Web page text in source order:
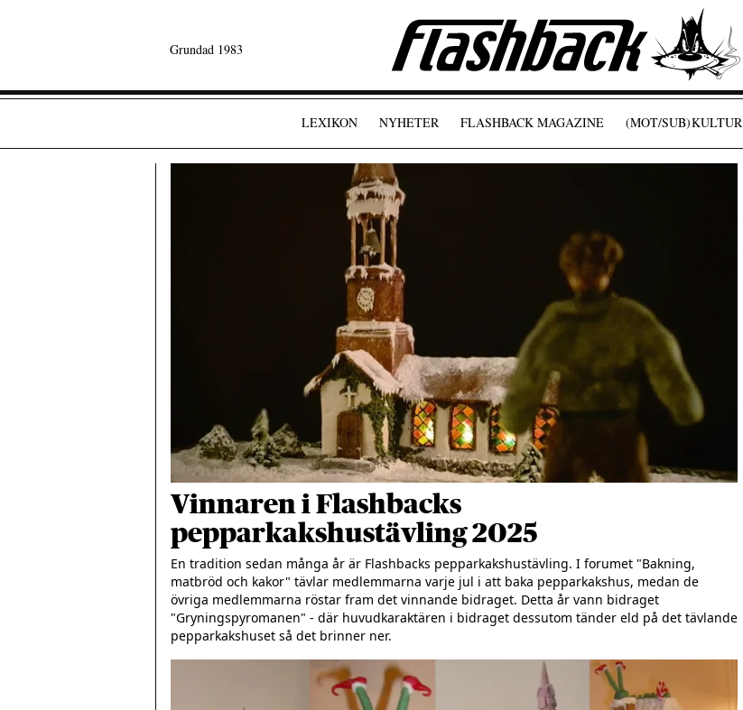
Grundad 1983
LEXIKON NYHETER FLASHBACK MAGAZINE (MOT/SUB)KULTUR
Vinnaren i Flashbacks
pepparkakshustävling 2025
En tradition sedan många år är Flashbacks pepparkakshustävling. I forumet "Bakning,
matbröd och kakor" tävlar medlemmarna varje jul i att baka pepparkakshus, medan de
övriga medlemmarna röstar fram det vinnande bidraget. Detta år vann bidraget
"Gryningspyromanen" - där huvudkaraktären i bidraget dessutom tänder eld på det tävlande